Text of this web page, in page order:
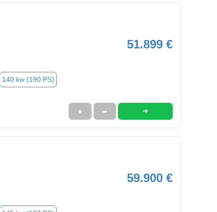
51.899 €
140 kw (190 PS)
★ ➦ ➜
59.900 €